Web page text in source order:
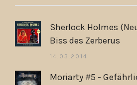
Sherlock Holmes
Biss des Zerberus
14.03.2014
Moriarty #5 -